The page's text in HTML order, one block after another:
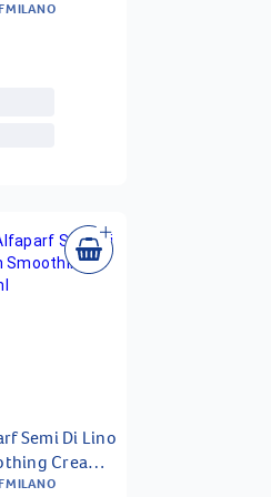
MILANO
Cream
MILANO